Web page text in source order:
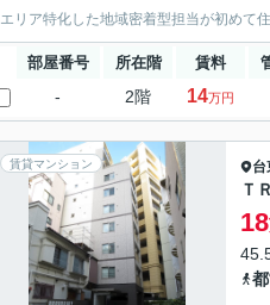
エリア特化した地域密着型担当が初めて
部屋番号 所在階 賃料
- 2階 14万円
賃貸マンション 台
Ｔ
18